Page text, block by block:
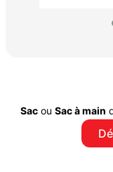
Sac ou Sac à main